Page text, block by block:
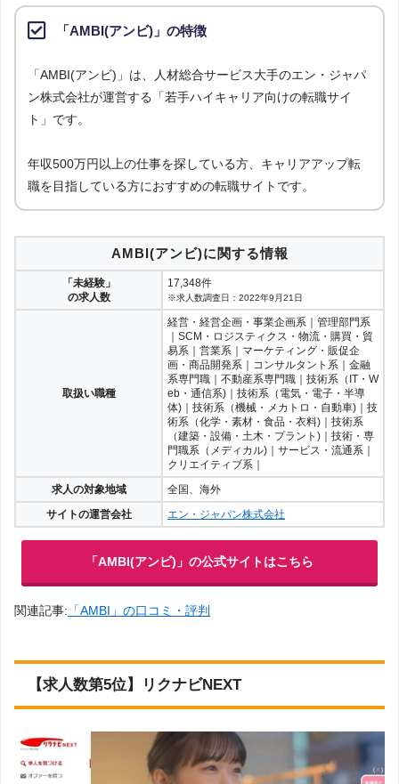
「AMBI(アンビ)」の特徴
「AMBI(アンビ)」は、人材総合サービス大手のエン・ジャパ
ン株式会社が運営する「若手ハイキャリア向けの転職サイ
ト」です。
年収500万円以上の仕事を探している方、キャリアアップ転
職を目指している方におすすめの転職サイトです。
AMBI(アンビ)に関する情報
「未経験」
の求人数
17,348件
※求人数調査日：2022年9月21日
取扱い職種
経営・経営企画・事業企画系｜管理部門系
｜SCM・ロジスティクス・物流・購買・貿
易系｜営業系｜マーケティング・販促企
画・商品開発系｜コンサルタント系｜金融
系専門職｜不動産系専門職｜技術系（IT・W
eb・通信系)｜技術系（電気・電子・半導
体)｜技術系（機械・メカトロ・自動車)｜技
術系（化学・素材・食品・衣料)｜技術系
（建築・設備・土木・プラント)｜技術・専
門職系（メディカル)｜サービス・流通系｜
クリエイティブ系｜
求人の対象地域
全国、海外
サイトの運営会社
エン・ジャパン株式会社
「AMBI(アンビ)」の公式サイトはこちら
関連記事: 「AMBI」の口コミ・評判
【求人数第5位】リクナビNEXT